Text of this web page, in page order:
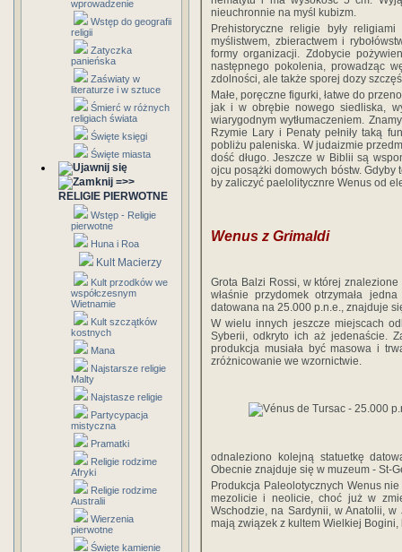
wprowadzenie
Wstęp do geografii
religii
Zatyczka
panieńska
Zaświaty w
literaturze i w sztuce
Śmierć w różnych
religiach świata
Święte księgi
Święte miasta
=>>
RELIGIE PIERWOTNE
Wstęp - Religie
pierwotne
Huna i Roa
Kult Macierzy
Kult przodków we
współczesnym
Wietnamie
Kult szczątków
kostnych
Mana
Najstarsze religie
Malty
Najstasze religie
Partycypacja
mistyczna
Pramatki
Religie rodzime
Afryki
Religie rodzime
Australii
Wierzenia
pierwotne
Święte kamienie
nieuchronnie na myśl kubizm.
Prehistoryczne religie były
myślistwem, zbieractwem i
formy organizacji. Zdobycie
następnego pokolenia, prowadząc
zdolności, ale także sporej dozy
Małe, poręczne figurki, łatwe do
jak i w obrębie nowego siedliska,
wiarygodnym wytłumaczeniem.
Rzymie Lary i Penaty pełniły taką
pobliżu paleniska. W judaizmie
dość długo. Jeszcze w Biblii są
ojcu posążki domowych bóstw. Gdyby
by zaliczyć paelolitycznre Wenus od
Wenus z Grimaldi
Grota Balzi Rossi, w której
właśnie przydomek otrzymała
datowana na 25.000 p.n.e., znajduje
W wielu innych jeszcze miejscach
Syberii, odkryto ich aż jedenaście.
produkcja musiała być masowa i
zróżnicowanie we wzornictwie.
odnaleziono kolejną statuetkę
Obecnie znajduje się w muzeum - St-
Produkcja Paleolotycznych Wenus
mezolicie i neolicie, choć już w
Wschodzie, na Sardynii, w Anatolii,
mają związek z kultem Wielkiej Bogini,